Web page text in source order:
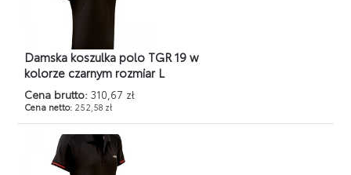
Damska koszulka polo TGR 19 w
kolorze czarnym rozmiar L
Cena brutto: 310,67 zł
Cena netto: 252,58 zł